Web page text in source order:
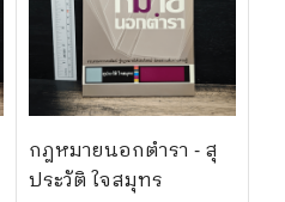
กฎหมายนอกตำรา - สุ
ประวัติ ใจสมุทร